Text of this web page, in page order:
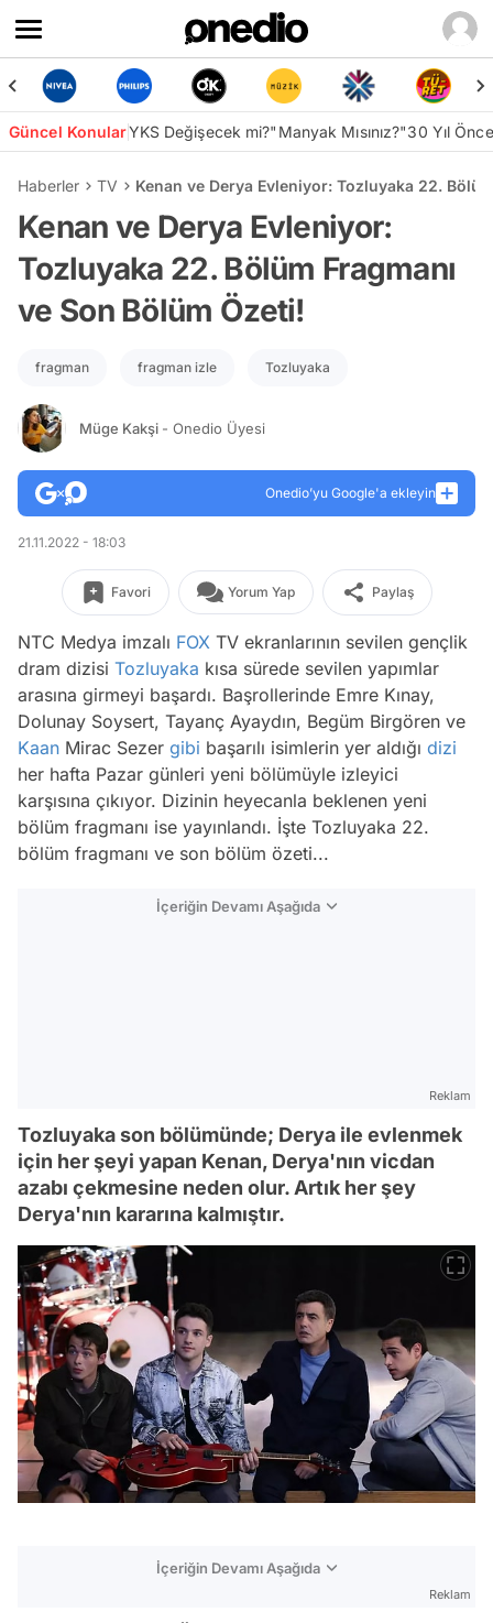
Güncel KonularYKS Değişecek mi?"Manyak Mısınız?"30 Yıl
Haberler TV Kenan ve Derya Evleniyor: Tozluyaka 22.
Kenan ve Derya Evleniyor:
Tozluyaka 22. Bölüm Fragmanı
ve Son Bölüm Özeti!
fragman fragman izle Tozluyaka
Müge Kakşi - Onedio Üyesi
Onedio’yu Google'a ekleyin
21.11.2022 - 18:03
Favori Yorum Yap Paylaş
NTC Medya imzalı FOX TV ekranlarının sevilen gençlik
dram dizisi Tozluyaka kısa sürede sevilen yapımlar
arasına girmeyi başardı. Başrollerinde Emre Kınay,
Dolunay Soysert, Tayanç Ayaydın, Begüm Birgören ve
Kaan Mirac Sezer gibi başarılı isimlerin yer aldığı dizi
her hafta Pazar günleri yeni bölümüyle izleyici
karşısına çıkıyor. Dizinin heyecanla beklenen yeni
bölüm fragmanı ise yayınlandı. İşte Tozluyaka 22.
bölüm fragmanı ve son bölüm özeti...
İçeriğin Devamı Aşağıda
Reklam
Tozluyaka son bölümünde; Derya ile evlenmek
için her şeyi yapan Kenan, Derya'nın vicdan
azabı çekmesine neden olur. Artık her şey
Derya'nın kararına kalmıştır.
İçeriğin Devamı Aşağıda
Reklam